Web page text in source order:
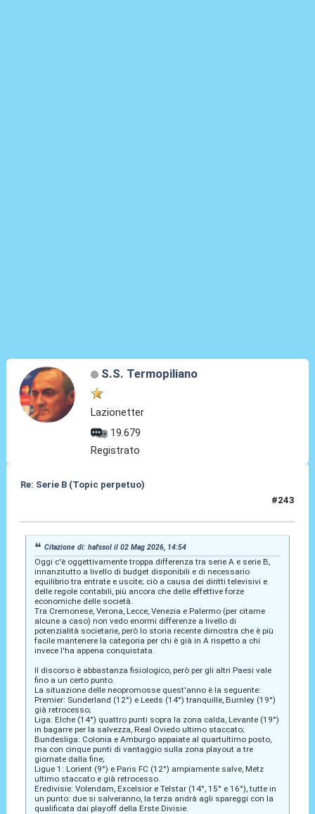
S.S. Termopiliano
Lazionetter
19.679
Registrato
Re: Serie B (Topic perpetuo)
#243
Citazione di: hafssol il 02 Mag 2026, 14:54
Oggi c'è oggettivamente troppa differenza tra serie A e serie B,
innanzitutto a livello di budget disponibili e di necessario
equilibrio tra entrate e uscite; ciò a causa dei diritti televisivi e
delle regole contabili, più ancora che delle effettive forze
economiche delle società.
Tra Cremonese, Verona, Lecce, Venezia e Palermo (per citarne
alcune a caso) non vedo enormi differenze a livello di
potenzialità societarie, però lo storia recente dimostra che è più
facile mantenere la categoria per chi è già in A rispetto a chi
invece l'ha appena conquistata.
Il discorso è abbastanza fisiologico, però per gli altri Paesi vale
fino a un certo punto.
La situazione delle neopromosse quest'anno è la seguente:
Premier: Sunderland (12°) e Leeds (14°) tranquille, Burnley (19°)
già retrocesso;
Liga: Elche (14°) quattro punti sopra la zona calda, Levante (19°)
in bagarre per la salvezza, Real Oviedo ultimo staccato;
Bundesliga: Colonia e Amburgo appaiate al quartultimo posto,
ma con cinque punti di vantaggio sulla zona playout a tre
giornate dalla fine;
Ligue 1: Lorient (9°) e Paris FC (12°) ampiamente salve, Metz
ultimo staccato e già retrocesso.
Eredivisie: Volendam, Excelsior e Telstar (14°, 15° e 16°), tutte in
un punto: due si salveranno, la terza andrà agli spareggi con la
qualificata dai playoff della Erste Divisie.